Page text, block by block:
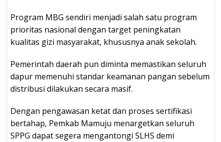
Program MBG sendiri menjadi salah satu program
prioritas nasional dengan target peningkatan
kualitas gizi masyarakat, khususnya anak sekolah.
Pemerintah daerah pun diminta memastikan seluruh
dapur memenuhi standar keamanan pangan sebelum
distribusi dilakukan secara masif.
Dengan pengawasan ketat dan proses sertifikasi
bertahap, Pemkab Mamuju menargetkan seluruh
SPPG dapat segera mengantongi SLHS demi